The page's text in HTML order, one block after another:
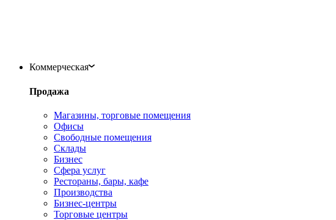
Коммерческая
Продажа
Магазины, торговые помещения
Офисы
Свободные помещения
Склады
Бизнес
Сфера услуг
Рестораны, бары, кафе
Производства
Бизнес-центры
Торговые центры